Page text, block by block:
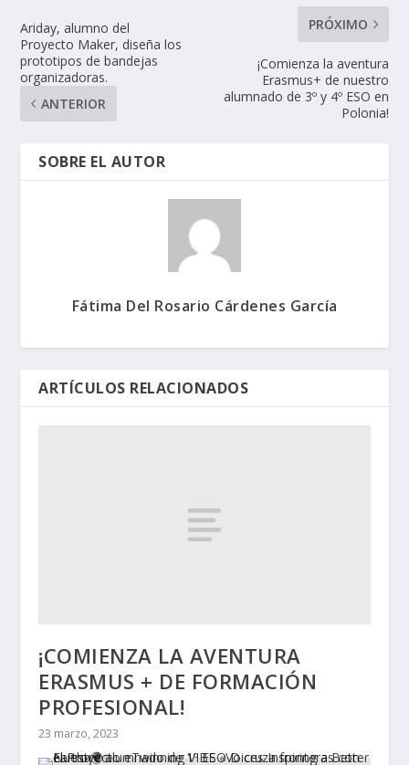
Ariday, alumno del
Proyecto Maker, diseña los
prototipos de bandejas
organizadoras.
ANTERIOR
PRÓXIMO
¡Comienza la aventura
Erasmus+ de nuestro
alumnado de 3º y 4º ESO en
Polonia!
SOBRE EL AUTOR
Fátima Del Rosario Cárdenes García
ARTÍCULOS RELACIONADOS
¡COMIENZA LA AVENTURA
ERASMUS + DE FORMACIÓN
PROFESIONAL!
23 marzo, 2023